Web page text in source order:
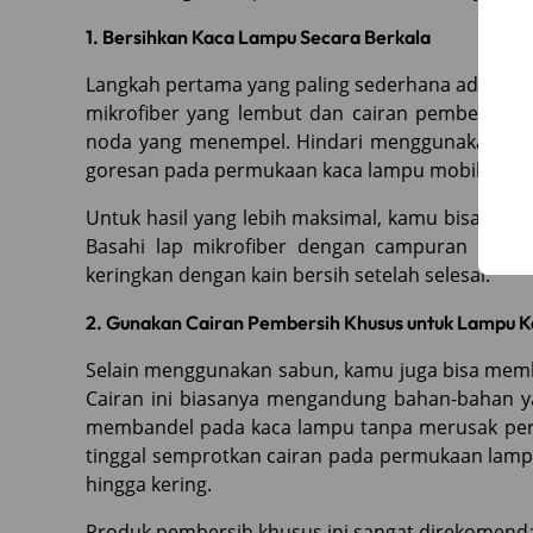
1. Bersihkan Kaca Lampu Secara Berkala
Langkah pertama yang paling sederhana adalah
mikrofiber yang lembut dan cairan pembersih
noda yang menempel. Hindari menggunakan
goresan pada permukaan kaca lampu mobil
Untuk hasil yang lebih maksimal, kamu bisa
Basahi lap mikrofiber dengan campuran ini,
keringkan dengan kain bersih setelah selesai.
2. Gunakan Cairan Pembersih Khusus untuk Lampu
Selain menggunakan sabun, kamu juga bisa
Cairan ini biasanya mengandung bahan-bahan
membandel pada kaca lampu tanpa merusak
tinggal semprotkan cairan pada permukaan
hingga kering.